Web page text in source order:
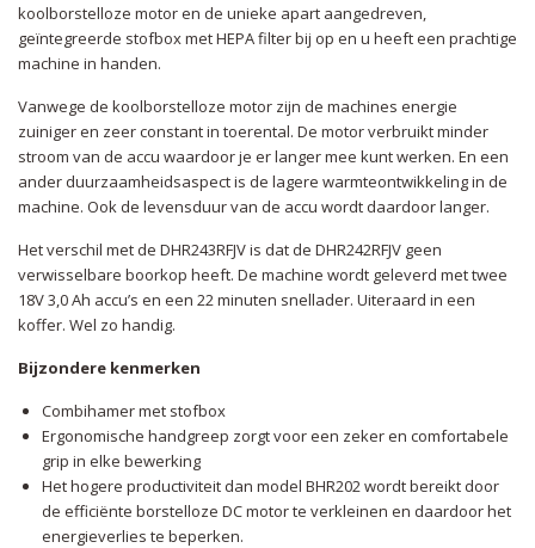
koolborstelloze motor en de unieke apart aangedreven,
geïntegreerde stofbox met HEPA filter bij op en u heeft een prachtige
machine in handen.
Vanwege de koolborstelloze motor zijn de machines energie
zuiniger en zeer constant in toerental. De motor verbruikt minder
stroom van de accu waardoor je er langer mee kunt werken. En een
ander duurzaamheidsaspect is de lagere warmteontwikkeling in de
machine. Ook de levensduur van de accu wordt daardoor langer.
Het verschil met de DHR243RFJV is dat de DHR242RFJV geen
verwisselbare boorkop heeft. De machine wordt geleverd met twee
18V 3,0 Ah accu’s en een 22 minuten snellader. Uiteraard in een
koffer. Wel zo handig.
Bijzondere kenmerken
Combihamer met stofbox
Ergonomische handgreep zorgt voor een zeker en comfortabele
grip in elke bewerking
Het hogere productiviteit dan model BHR202 wordt bereikt door
de efficiënte borstelloze DC motor te verkleinen en daardoor het
energieverlies te beperken.